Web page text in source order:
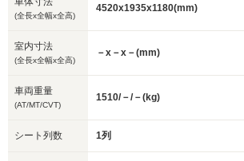
(全長x全幅x全高)
4520x1935x1180(mm)
室内寸法
(全長x全幅x全高)
－x－x－(mm)
車両重量
(AT/MT/CVT)
1510/－/－(kg)
シート列数 1列